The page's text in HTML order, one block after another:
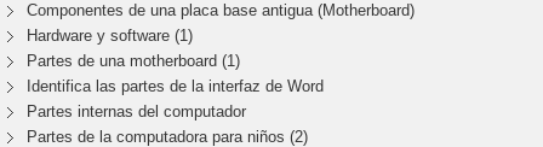
Componentes de una placa base antigua (Motherboard)
Hardware y software (1)
Partes de una motherboard (1)
Identifica las partes de la interfaz de Word
Partes internas del computador
Partes de la computadora para niños (2)